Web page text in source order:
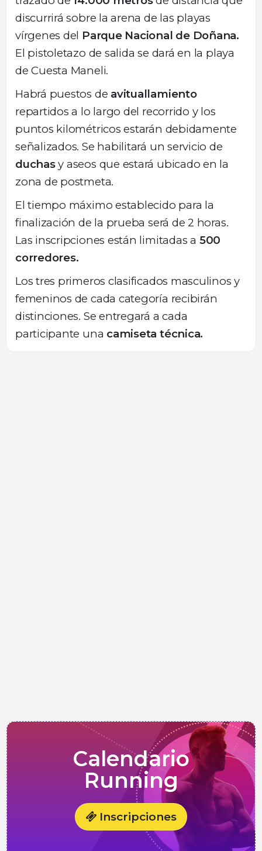
discurrirá sobre la arena de las playas
vírgenes del Parque Nacional de Doñana.
El pistoletazo de salida se dará en la playa
de Cuesta Maneli.
Habrá puestos de avituallamiento
repartidos a lo largo del recorrido y los
puntos kilométricos estarán debidamente
señalizados. Se habilitará un servicio de
duchasy aseos que estará ubicado en la
zona de postmeta.
El tiempo máximo establecido para la
finalización de la prueba será de 2 horas.
Las inscripciones están limitadas a 500
corredores.
Los tres primeros clasificados masculinos y
femeninos de cada categoría recibirán
distinciones. Se entregará a cada
participante una camiseta técnica.
Calendario
Running
Inscripciones